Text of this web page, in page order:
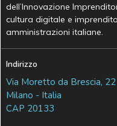
dell’Innovazione
cultura digitale e
amministrazioni italiane.
Indirizzo
Via Moretto da Brescia, 22
Milano - Italia
CAP 20133